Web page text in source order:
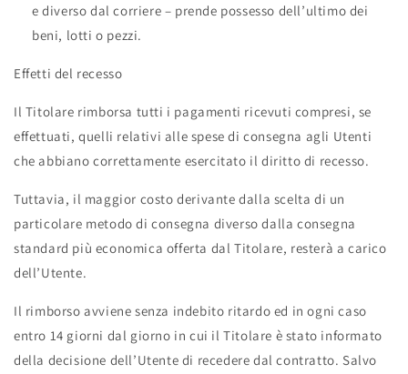
e diverso dal corriere – prende possesso dell’ultimo dei
beni, lotti o pezzi.
Effetti del recesso
Il Titolare rimborsa tutti i pagamenti ricevuti compresi, se
effettuati, quelli relativi alle spese di consegna agli Utenti
che abbiano correttamente esercitato il diritto di recesso.
Tuttavia, il maggior costo derivante dalla scelta di un
particolare metodo di consegna diverso dalla consegna
standard più economica offerta dal Titolare, resterà a carico
dell’Utente.
Il rimborso avviene senza indebito ritardo ed in ogni caso
entro 14 giorni dal giorno in cui il Titolare è stato informato
della decisione dell’Utente di recedere dal contratto. Salvo